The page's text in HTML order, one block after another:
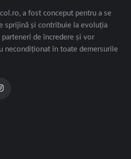
a fost conceput pentru a se
sprijină și contribuie la evoluția
de încredere și vor
necondiționat în toate demersurile